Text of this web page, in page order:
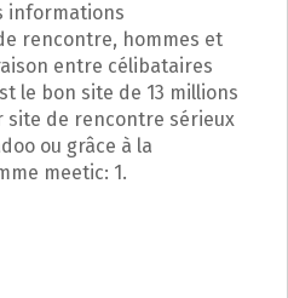
informations
rencontre, hommes et
entre célibataires
le bon site de 13 millions
site de rencontre sérieux
ou grâce à la
meetic: 1.